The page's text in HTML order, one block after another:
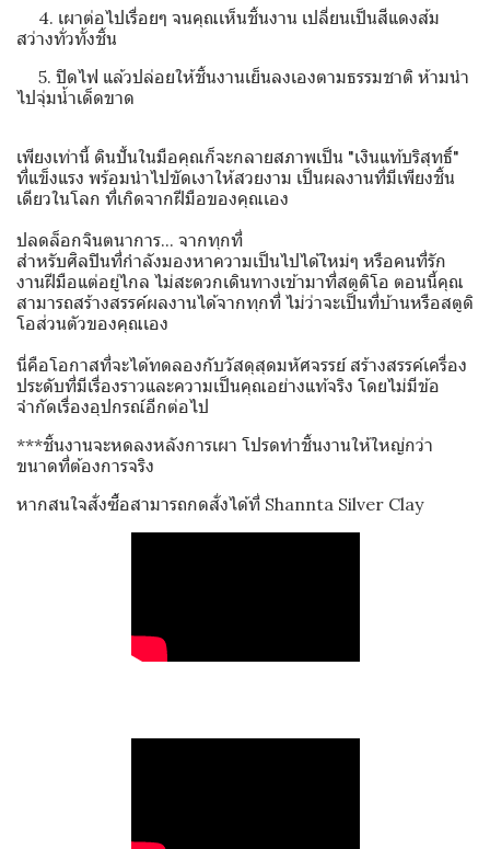
4. เผาต่อไปเรื่อยๆ จนคุณเห็นชิ้นงาน เปลี่ยนเป็นสีแดงส้ม
สว่างทั่วทั้งชิ้น
5. ปิดไฟ แล้วปล่อยให้ชิ้นงานเย็นลงเองตามธรรมชาติ ห้ามนำ
ไปจุ่มน้ำเด็ดขาด
เพียงเท่านี้ ดินปั้นในมือคุณก็จะกลายสภาพเป็น "เงินแท้บริสุทธิ์"
ที่แข็งแรง พร้อมนำไปขัดเงาให้สวยงาม เป็นผลงานที่มีเพียงชิ้น
เดียวในโลก ที่เกิดจากฝีมือของคุณเอง
ปลดล็อกจินตนาการ... จากทุกที่
สำหรับศิลปินที่กำลังมองหาความเป็นไปได้ใหม่ๆ หรือคนที่รัก
งานฝีมือแต่อยู่ไกล ไม่สะดวกเดินทางเข้ามาที่สตูดิโอ ตอนนี้คุณ
สามารถสร้างสรรค์ผลงานได้จากทุกที่ ไม่ว่าจะเป็นที่บ้านหรือสตูดิ
โอส่วนตัวของคุณเอง
นี่คือโอกาสที่จะได้ทดลองกับวัสดุสุดมหัศจรรย์ สร้างสรรค์เครื่อง
ประดับที่มีเรื่องราวและความเป็นคุณอย่างแท้จริง โดยไม่มีข้อ
จำกัดเรื่องอุปกรณ์อีกต่อไป
***ชิ้นงานจะหดลงหลังการเผา โปรดทำชิ้นงานให้ใหญ่กว่า
ขนาดที่ต้องการจริง
หากสนใจสั่งซื้อสามารถกดสั่งได้ที่ Shannta Silver Clay